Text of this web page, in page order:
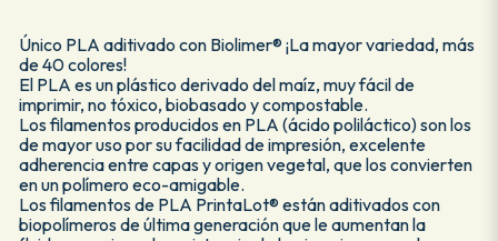
Único PLA aditivado con Biolimer® ¡La mayor variedad, más
de 40 colores!
El PLA es un plástico derivado del maíz, muy fácil de
imprimir, no tóxico, biobasado y compostable.
Los filamentos producidos en PLA (ácido poliláctico) son los
de mayor uso por su facilidad de impresión, excelente
adherencia entre capas y origen vegetal, que los convierten
en un polímero eco-amigable.
Los filamentos de PLA PrintaLot® están aditivados con
biopolímeros de última generación que le aumentan la